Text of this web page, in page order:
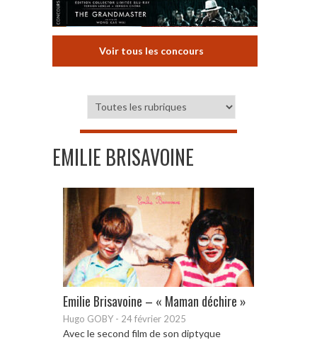
Voir tous les concours
EMILIE BRISAVOINE
Emilie Brisavoine – « Maman déchire »
Hugo GOBY - 24 février 2025
Avec le second film de son diptyque